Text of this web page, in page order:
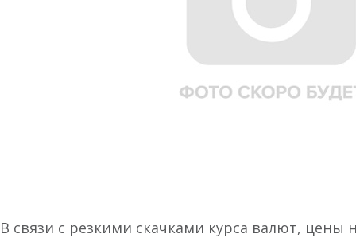
В связи с резкими скачками курса валют, цены